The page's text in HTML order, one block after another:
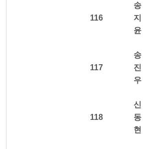
116
송
지
윤
117
송
진
우
118
신
동
현